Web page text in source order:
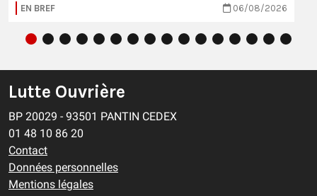
EN BREF 06/08/2026
Lutte Ouvrière
BP 20029 - 93501 PANTIN CEDEX
01 48 10 86 20
Contact
Données personnelles
Mentions légales